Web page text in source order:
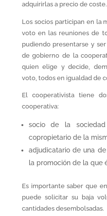
adquirirlas a precio de coste.
Los socios participan en la
voto en las reuniones de
pudiendo presentarse y
de gobierno de la
quien elige y decide,
voto, todos en igualdad de
El cooperativista tiene
cooperativa:
socio de la
copropietario de la
adjudicatario de una
la promoción de la que
Es importante saber que
puede solicitar su baja
cantidades desembolsadas.